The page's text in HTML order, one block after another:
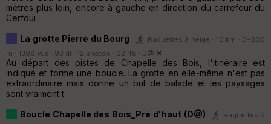
mètres plus loin, encore à gauche en direction du carrefour du
Cerfoui
La grotte Pierre du Bourg
Raquettes à neige · 10 km · D+200
m · 1308 vus · 93 dl · 12 photos · 02:48 · D@
Au départ des pistes de Chapelle des Bois, l'itinéraire est
indiqué et forme une boucle. La grotte en elle-même n'est pas
extraordinaire mais donne un but de balade et les paysages
sont vraiment t
Boucle Chapelle des Bois_Pré d'haut (D@)
Raquettes à